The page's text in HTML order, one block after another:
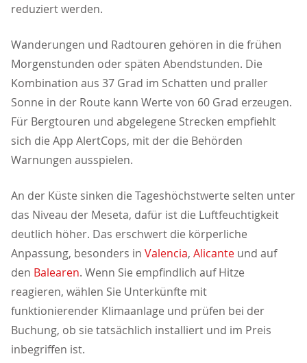
reduziert werden.
Wanderungen und Radtouren gehören in die frühen
Morgenstunden oder späten Abendstunden. Die
Kombination aus 37 Grad im Schatten und praller
Sonne in der Route kann Werte von 60 Grad erzeugen.
Für Bergtouren und abgelegene Strecken empfiehlt
sich die App AlertCops, mit der die Behörden
Warnungen ausspielen.
An der Küste sinken die Tageshöchstwerte selten unter
das Niveau der Meseta, dafür ist die Luftfeuchtigkeit
deutlich höher. Das erschwert die körperliche
Anpassung, besonders in Valencia, Alicante und auf
den Balearen. Wenn Sie empfindlich auf Hitze
reagieren, wählen Sie Unterkünfte mit
funktionierender Klimaanlage und prüfen bei der
Buchung, ob sie tatsächlich installiert und im Preis
inbegriffen ist.